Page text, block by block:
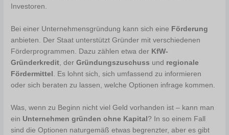
Investoren.
Bei einer Unternehmensgründung kann sich eine Förderung
anbieten. Der Staat unterstützt Gründer mit verschiedenen
Förderprogrammen. Dazu zählen etwa der KfW-
Gründerkredit, derGründungszuschuss und regionale
Fördermittel . Es lohnt sich, sich umfassend zu informieren
oder sich beraten zu lassen, welche Optionen infrage kommen.
Was, wenn zu Beginn nicht viel Geld vorhanden ist – kann man
ein Unternehmen gründen ohne Kapital? In so einem Fall
sind die Optionen naturgemäß etwas begrenzter, aber es gibt